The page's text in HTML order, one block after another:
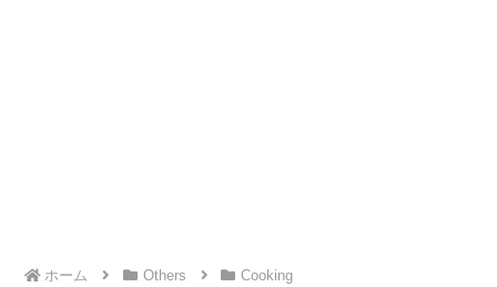
ホーム Others Cooking